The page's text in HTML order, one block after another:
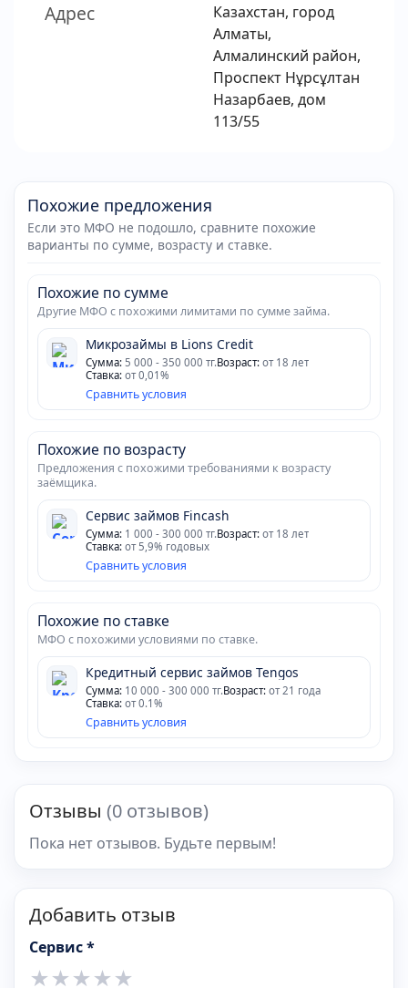
Адрес
Казахстан, город
Алматы,
Алмалинский район,
Проспект Нұрсұлтан
Назарбаев, дом
113/55
Похожие предложения
Если это МФО не подошло, сравните похожие
варианты по сумме, возрасту и ставке.
Похожие по сумме
Другие МФО с похожими лимитами по сумме займа.
Микрозаймы в Lions Credit
Сумма: 5 000 - 350 000 тг.Возраст: от 18 лет
Ставка: от 0,01%
Сравнить условия
Похожие по возрасту
Предложения с похожими требованиями к возрасту
заёмщика.
Сервис займов Fincash
Сумма: 1 000 - 300 000 тг.Возраст: от 18 лет
Ставка: от 5,9% годовых
Сравнить условия
Похожие по ставке
МФО с похожими условиями по ставке.
Кредитный сервис займов Tengos
Сумма: 10 000 - 300 000 тг.Возраст: от 21 года
Ставка: от 0.1%
Сравнить условия
Отзывы (0 отзывов)
Пока нет отзывов. Будьте первым!
Добавить отзыв
Сервис *
★ ★ ★ ★ ★